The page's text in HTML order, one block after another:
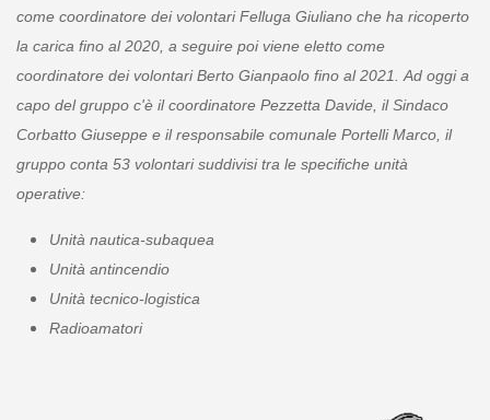
come coordinatore dei volontari Felluga Giuliano che ha ricoperto
la carica fino al 2020, a seguire poi viene eletto come
coordinatore dei volontari Berto Gianpaolo fino al 2021. Ad oggi a
capo del gruppo c'è il coordinatore Pezzetta Davide, il Sindaco
Corbatto Giuseppe e il responsabile comunale Portelli Marco, il
gruppo conta 53 volontari suddivisi tra le specifiche unità
operative:
Unità nautica-subaquea
Unità antincendio
Unità tecnico-logistica
Radioamatori